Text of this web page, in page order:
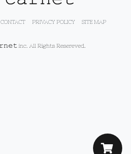
CONTACT PRIVACY POLICY SITE MAP
inc. All Rights Resereved.